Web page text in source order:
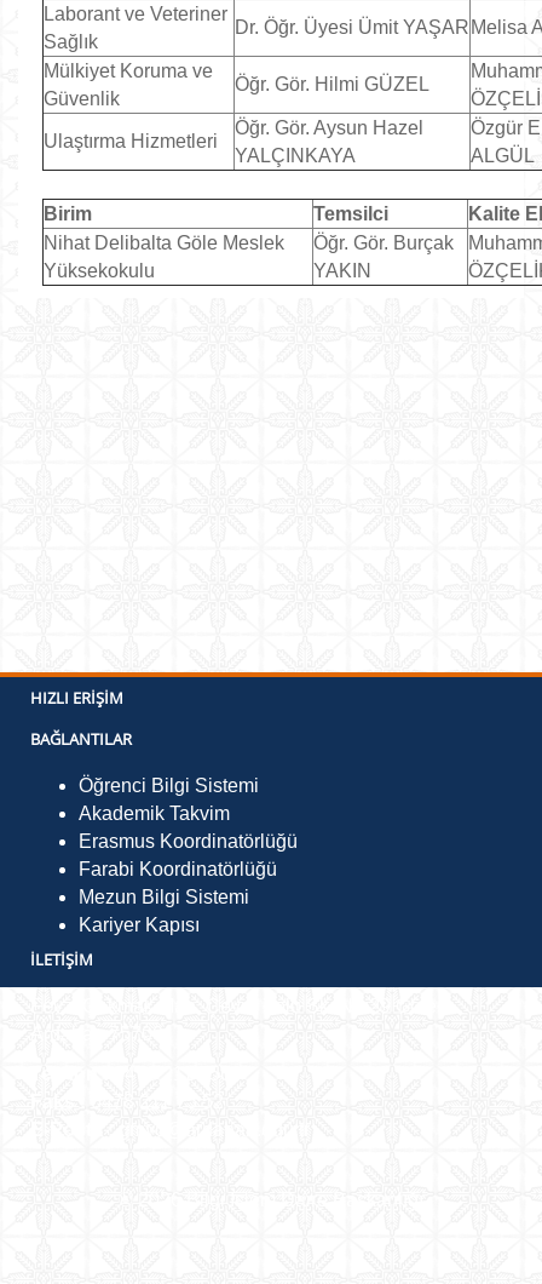
Laborant ve Veteriner
Sağlık
Dr. Öğr. Üyesi Ümit YAŞAR Melisa
Mülkiyet Koruma ve
Güvenlik
Öğr. Gör. Hilmi GÜZEL
Ulaştırma Hizmetleri
Öğr. Gör. Aysun Hazel
YALÇINKAYA
Özgür
ALGÜL
Birim Temsilci
Kalite
Nihat Delibalta Göle Meslek
Yüksekokulu
Öğr. Gör. Burçak
YAKIN
HIZLI ERIŞIM
BAĞLANTILAR
Öğrenci Bilgi Sistemi
Akademik Takvim
Erasmus Koordinatörlüğü
Farabi Koordinatörlüğü
Mezun Bilgi Sistemi
Kariyer Kapısı
İLETIŞIM